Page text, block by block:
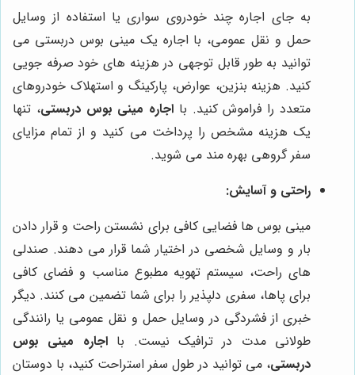
به جای اجاره چند خودروی سواری یا استفاده از وسایل
حمل و نقل عمومی، با اجاره یک مینی بوس دربستی می
توانید به طور قابل توجهی در هزینه های خود صرفه جویی
کنید. هزینه بنزین، عوارض، پارکینگ و استهلاک خودروهای
متعدد را فراموش کنید. با اجاره مینی بوس دربستی، تنها
یک هزینه مشخص را پرداخت می کنید و از تمام مزایای
سفر گروهی بهره مند می شوید.
راحتی و آسایش:
مینی بوس ها فضایی کافی برای نشستن راحت و قرار دادن
بار و وسایل شخصی در اختیار شما قرار می دهند. صندلی
های راحت، سیستم تهویه مطبوع مناسب و فضای کافی
برای پاها، سفری دلپذیر را برای شما تضمین می کنند. دیگر
خبری از فشردگی در وسایل حمل و نقل عمومی یا رانندگی
طولانی مدت در ترافیک نیست. بااجاره مینی بوس
دربستی، می توانید در طول سفر استراحت کنید، با دوستان